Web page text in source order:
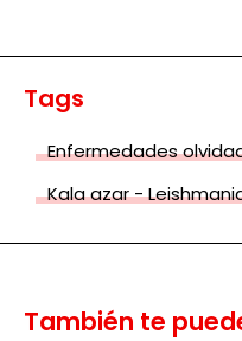
Tags
Enfermedades
Kala azar -
También te